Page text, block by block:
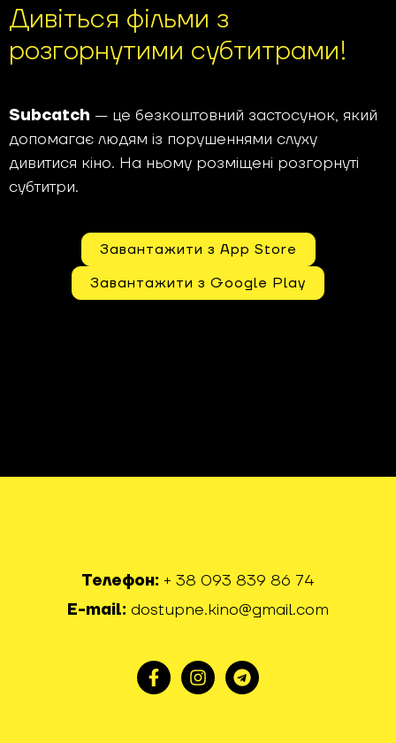
Дивіться фільми з
розгорнутими субтитрами!
Subcatch — це безкоштовний застосунок, який
допомагає людям із порушеннями слуху
дивитися кіно. На ньому розміщені розгорнуті
субтитри.
Завантажити з App Store
Завантажити з Google Play
Телефон: + 38 093 839 86 74
E-mail: dostupne.kino@gmail.com